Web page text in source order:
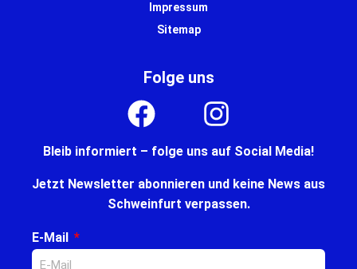
Impressum
Sitemap
Folge uns
Bleib informiert – folge uns auf Social Media!
Jetzt Newsletter abonnieren und keine News aus
Schweinfurt verpassen.
E-Mail